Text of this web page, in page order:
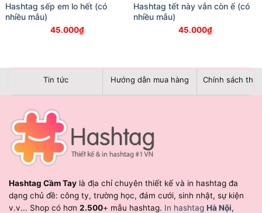
Hashtag sếp em lo hết (có
nhiều mẫu)
45.000₫
Hashtag tết này vẫn còn ế (có
nhiều mẫu)
45.000₫
Tin tức Hướng dẫn mua hàng Chính sách
Hashtag Cầm Tay là địa chỉ chuyên thiết kế và in hashtag đa
dạng chủ đề: công ty, trường học, đám cưới, sinh nhật, sự kiện
v.v... Shop có hơn 2.500+ mẫu hashtag. In hashtag Hà Nội,